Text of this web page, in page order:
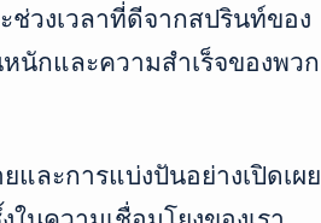
ช่วงเวลาที่ดีจากสปรินท์ของ
นักและความสำเร็จของพวก
ละการแบ่งปันอย่างเปิดเผย